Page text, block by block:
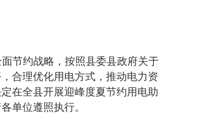
节约战略，按照县委县政府关于
合理优化用电方式，推动电力资
在全县开展迎峰度夏节约用电助
单位遵照执行。